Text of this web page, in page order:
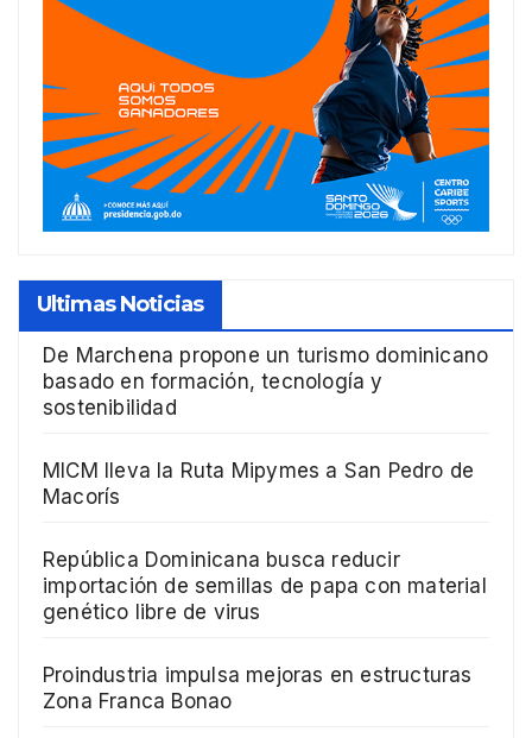
Ultimas Noticias
De Marchena propone un turismo dominicano
basado en formación, tecnología y
sostenibilidad
MICM lleva la Ruta Mipymes a San Pedro de
Macorís
República Dominicana busca reducir
importación de semillas de papa con material
genético libre de virus
Proindustria impulsa mejoras en estructuras
Zona Franca Bonao